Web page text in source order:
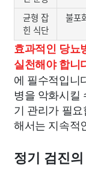
균형 잡
힌 식단
불포
효과적인 당뇨
실천해야 합니
에 필수적입니
병을 악화시킬
기 관리가 필
해서는 지속적
정기 검진